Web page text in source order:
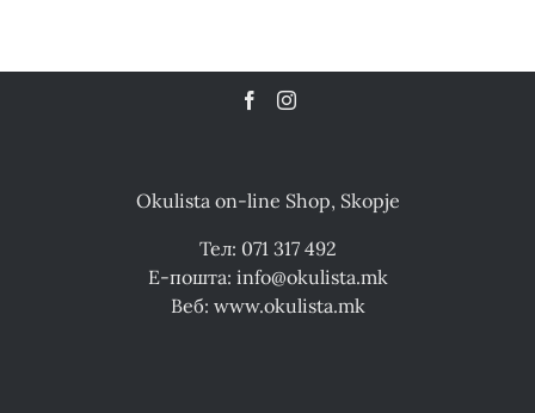
Okulista on-line Shop, Skopje
Тел: 071 317 492
Е-пошта: info@okulista.mk
Веб: www.okulista.mk